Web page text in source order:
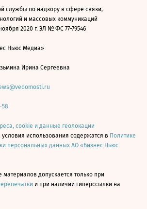
службы по надзору в сфере связи,
и массовых коммуникаций
2020 г. ЭЛ № ФС 77-79546
Ньюс Медиа»
Ирина Сергеевна
58
cookie и данные геолокации
условия использования содержатся в Политике
персональных данных АО «Бизнес Ньюс
допускается только при
и при наличии гиперссылки на